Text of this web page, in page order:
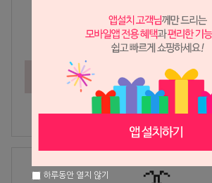
☀️
여름용 팬츠
시원하고 쾌적하게
하루동안 열지 않기